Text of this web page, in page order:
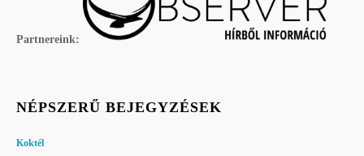
Partnereink:
NÉPSZERŰ BEJEGYZÉSEK
Koktél